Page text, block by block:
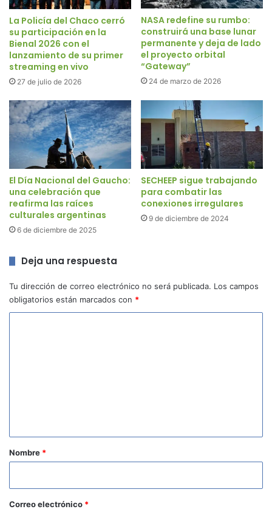
La Policía del Chaco cerró
su participación en la
Bienal 2026 con el
lanzamiento de su primer
streaming en vivo
27 de julio de 2026
NASA redefine su rumbo:
construirá una base lunar
permanente y deja de lado
el proyecto orbital
“Gateway”
24 de marzo de 2026
El Día Nacional del Gaucho:
una celebración que
reafirma las raíces
culturales argentinas
6 de diciembre de 2025
SECHEEP sigue trabajando
para combatir las
conexiones irregulares
9 de diciembre de 2024
Deja una respuesta
Tu dirección de correo electrónico no será publicada. Los campos
obligatorios están marcados con *
r
o
*
Nombre *
Correo electrónico *